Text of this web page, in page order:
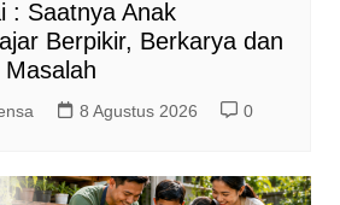
: Saatnya Anak
Berpikir, Berkarya dan
8 Agustus 2026 0